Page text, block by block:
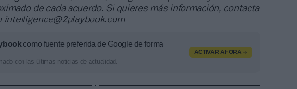
de cada acuerdo. Si quieres más información, contacta
intelligence@2playbook.com
como fuente preferida de Google de forma
con las últimas noticias de actualidad.
ACTIVAR AHORA